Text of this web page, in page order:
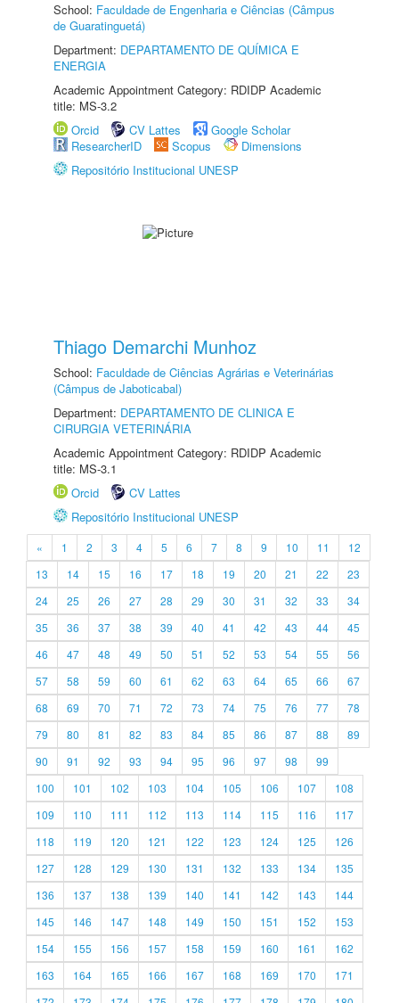
School: Faculdade de Engenharia e Ciências (Câmpus
de Guaratinguetá)
Department: DEPARTAMENTO DE QUÍMICA E
ENERGIA
Academic Appointment Category: RDIDP Academic
title: MS-3.2
Orcid
CV Lattes
Google Scholar
ResearcherID
Scopus
Dimensions
Repositório Institucional UNESP
Thiago Demarchi Munhoz
School: Faculdade de Ciências Agrárias e Veterinárias
(Câmpus de Jaboticabal)
Department: DEPARTAMENTO DE CLINICA E
CIRURGIA VETERINÁRIA
Academic Appointment Category: RDIDP Academic
title: MS-3.1
Orcid
CV Lattes
Repositório Institucional UNESP
« 1 2 3 4 5 6 7 8 9 10 11
12
13
14 15 16 17 18 19 20 21 22
23
24
25 26 27 28 29 30 31 32 33
34
35
36 37 38 39 40 41 42 43 44
45
46
47 48 49 50 51 52 53 54 55
56
57
58 59 60 61 62 63 64 65 66
67
68
69 70 71 72 73 74 75 76 77
78
79
80 81 82 83 84 85 86 87 88
89
90
91 92 93 94 95 96 97 98
99
100
101 102 103 104 105 106 107
108
109
110 111 112 113 114 115 116
117
118
119 120 121 122 123 124 125
126
127
128 129 130 131 132 133 134
135
136
137 138 139 140 141 142 143
144
145
146 147 148 149 150 151 152
153
154
155 156 157 158 159 160 161
162
163
164 165 166 167 168 169 170
171